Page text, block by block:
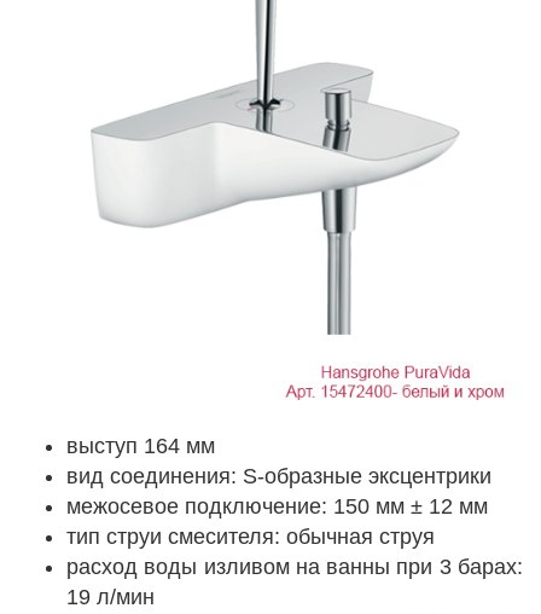
выступ 164 мм
вид соединения: S-образные эксцентрики
межосевое подключение: 150 мм ± 12 мм
тип струи смесителя: обычная струя
расход воды изливом на ванны при 3 барах:
19 л/мин